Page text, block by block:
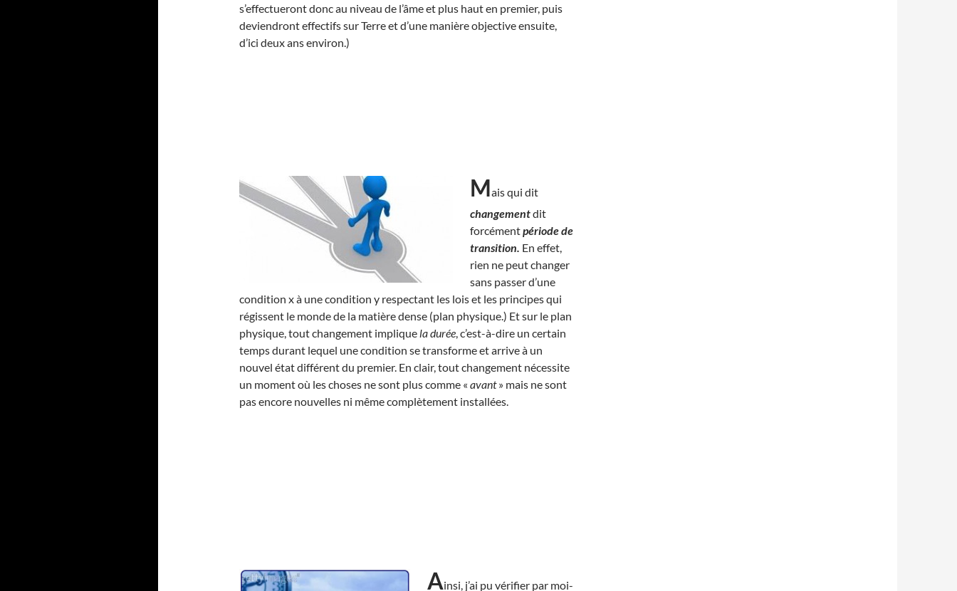
s’effectueront donc au niveau de l’âme et plus haut en premier, puis
deviendront effectifs sur Terre et d’une manière objective ensuite,
d’ici deux ans environ.)
Mais qui dit
changementdit
forcémentpériode de
transition. En effet,
rien ne peut changer
sans passer d’une
condition x à une condition y respectant les lois et les principes qui
régissent le monde de la matière dense (plan physique.) Et sur le plan
physique, tout changement implique la durée, c’est-à-dire un certain
temps durant lequel une condition se transforme et arrive à un
nouvel état différent du premier. En clair, tout changement nécessite
un moment où les choses ne sont plus comme « avant» mais ne sont
pas encore nouvelles ni même complètement installées.
Ainsi, j’ai pu vérifier par moi-